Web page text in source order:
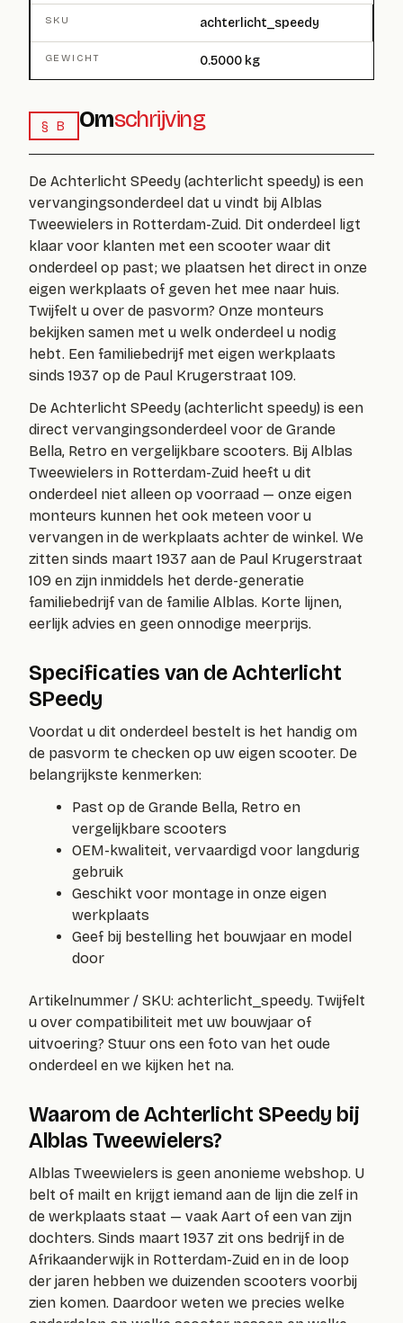
SKU achterlicht_speedy
GEWICHT 0.5000 kg
§ B Omschrijving
De Achterlicht SPeedy (achterlicht speedy) is een
vervangingsonderdeel dat u vindt bij Alblas
Tweewielers in Rotterdam-Zuid. Dit onderdeel ligt
klaar voor klanten met een scooter waar dit
onderdeel op past; we plaatsen het direct in onze
eigen werkplaats of geven het mee naar huis.
Twijfelt u over de pasvorm? Onze monteurs
bekijken samen met u welk onderdeel u nodig
hebt. Een familiebedrijf met eigen werkplaats
sinds 1937 op de Paul Krugerstraat 109.
De Achterlicht SPeedy (achterlicht speedy) is een
direct vervangingsonderdeel voor de Grande
Bella, Retro en vergelijkbare scooters. Bij Alblas
Tweewielers in Rotterdam-Zuid heeft u dit
onderdeel niet alleen op voorraad — onze eigen
monteurs kunnen het ook meteen voor u
vervangen in de werkplaats achter de winkel. We
zitten sinds maart 1937 aan de Paul Krugerstraat
109 en zijn inmiddels het derde-generatie
familiebedrijf van de familie Alblas. Korte lijnen,
eerlijk advies en geen onnodige meerprijs.
Specificaties van de Achterlicht
SPeedy
Voordat u dit onderdeel bestelt is het handig om
de pasvorm te checken op uw eigen scooter. De
belangrijkste kenmerken:
Past op de Grande Bella, Retro en
vergelijkbare scooters
OEM-kwaliteit, vervaardigd voor langdurig
gebruik
Geschikt voor montage in onze eigen
werkplaats
Geef bij bestelling het bouwjaar en model
door
Artikelnummer / SKU: achterlicht_speedy. Twijfelt
u over compatibiliteit met uw bouwjaar of
uitvoering? Stuur ons een foto van het oude
onderdeel en we kijken het na.
Waarom de Achterlicht SPeedy bij
Alblas Tweewielers?
Alblas Tweewielers is geen anonieme webshop. U
belt of mailt en krijgt iemand aan de lijn die zelf in
de werkplaats staat — vaak Aart of een van zijn
dochters. Sinds maart 1937 zit ons bedrijf in de
Afrikaanderwijk in Rotterdam-Zuid en in de loop
der jaren hebben we duizenden scooters voorbij
zien komen. Daardoor weten we precies welke